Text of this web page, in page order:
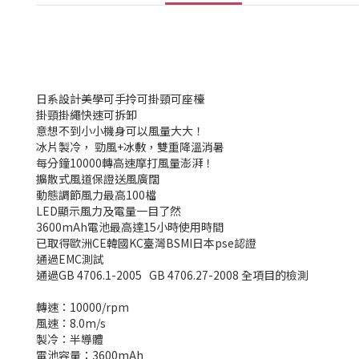
日系設計美學可手拎可掛頸可座檯
掛頸掛繩快速可拆卸
意想不到小小機身可以風量大大！
冰片製冷， 勁風+冰敷，雙重降溫消暑
每分鐘10000轉高速摩打風量澎湃！
擴散式風道保證送風廣闊
動態調節風力最高100檔
LED顯示風力及電量一目了然
3600mAh電池最高達15小時使用時間
已取得歐洲CE韓國KC臺灣BSMI日本pse認證
通過EMC測試
通過GB 4706.1-2005 GB 4706.27-2008 全項目的檢測
轉速：10000/rpm
風速：8.0m/s
製冷：半導體
電池容量：3600mAh